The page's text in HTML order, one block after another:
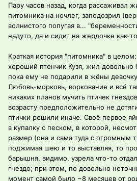
Пару часов назад, когда рассаживал
питомника на ночлег, заподозрил
волнистого попугая в...
надуто, да и сидит на жердочке как-
Краткая история "питомника" в
хороший птенчик Кузя, жил довольно
пока ему не подарили в жёны
Любовь-морковь, воркование и всё
никаких планов мучить птичек
возрасту предположительно не
птички решили иначе. Своё первое
в купалку с песком, в которой,
размер (она и сама туда с огромным
поджимая шею и то выставляя, то
барышня, видимо, узрела что-то
гнездо; при этом, по довольно
момент самой было ~8 месяцев от